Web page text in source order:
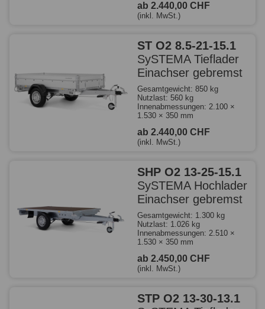
ab 2.440,00 CHF
(inkl. MwSt.)
ST O2 8.5-21-15.1
SySTEMA Tieflader
Einachser gebremst
Gesamtgewicht: 850 kg
Nutzlast: 560 kg
Innenabmessungen: 2.100 ×
1.530 × 350 mm
ab 2.440,00 CHF
(inkl. MwSt.)
SHP O2 13-25-15.1
SySTEMA Hochlader
Einachser gebremst
Gesamtgewicht: 1.300 kg
Nutzlast: 1.026 kg
Innenabmessungen: 2.510 ×
1.530 × 350 mm
ab 2.450,00 CHF
(inkl. MwSt.)
STP O2 13-30-13.1